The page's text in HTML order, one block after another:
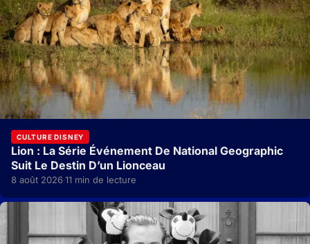
CULTURE DISNEY
Lion : La Série Événement De National Geographic
Suit Le Destin D’un Lionceau
8 août 2026·11 min de lecture